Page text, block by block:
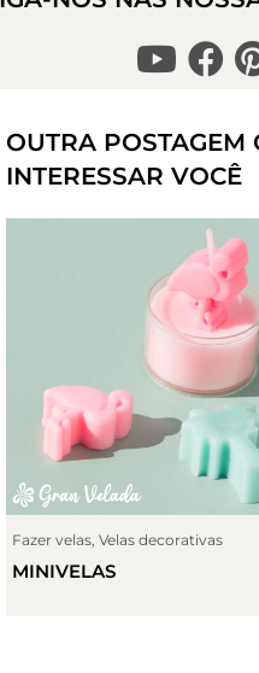
OUTRA POSTAGEM
INTERESSAR VOCÊ
Fazer velas, Velas decorativas
MINIVELAS